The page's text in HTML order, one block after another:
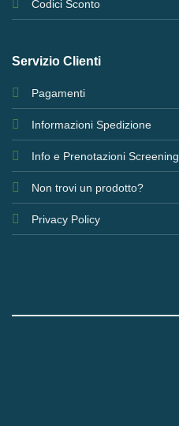
Codici Sconto
Servizio Clienti
Pagamenti
Informazioni Spedizione
Info e Prenotazioni Screening
Non trovi un prodotto?
Privacy Policy